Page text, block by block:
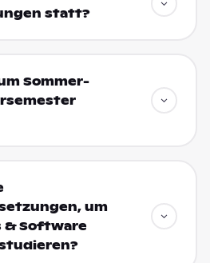
statt?
Sommer-
um
& Software